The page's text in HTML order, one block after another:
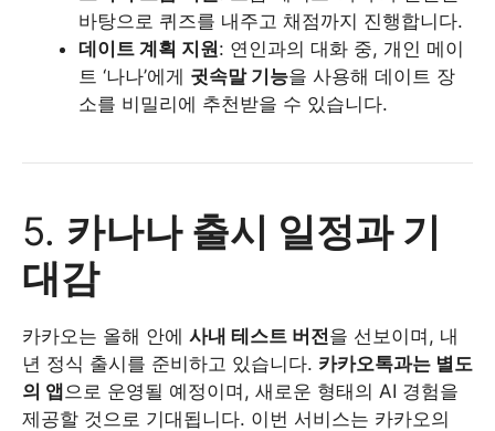
바탕으로 퀴즈를 내주고 채점까지 진행합니다.
데이트 계획 지원: 연인과의 대화 중, 개인 메이
트 ‘나나’에게 귓속말 기능을 사용해 데이트 장
소를 비밀리에 추천받을 수 있습니다.
5. 카나나 출시 일정과 기
대감
카카오는 올해 안에 사내 테스트 버전을 선보이며, 내
년 정식 출시를 준비하고 있습니다. 카카오톡과는 별도
의 앱으로 운영될 예정이며, 새로운 형태의 AI 경험을
제공할 것으로 기대됩니다. 이번 서비스는 카카오의